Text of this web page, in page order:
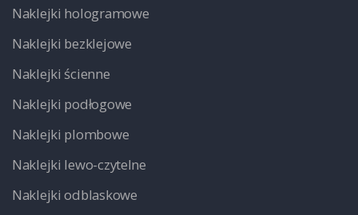
Naklejki hologramowe
Naklejki bezklejowe
Naklejki ścienne
Naklejki podłogowe
Naklejki plombowe
Naklejki lewo-czytelne
Naklejki odblaskowe